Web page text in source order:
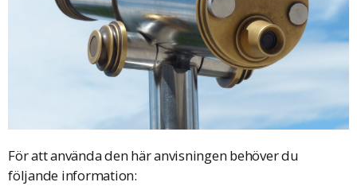
För att använda den här anvisningen behöver du
följande information: